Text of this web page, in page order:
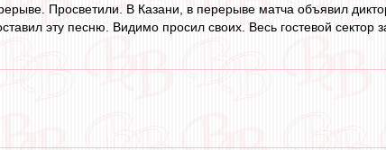
Просветили. В Казани, в перерыве матча объявил
эту песню. Видимо просил своих. Весь гостевой сектор